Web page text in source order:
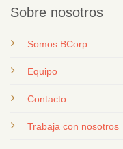
Sobre nosotros
Somos BCorp
Equipo
Contacto
Trabaja con nosotros